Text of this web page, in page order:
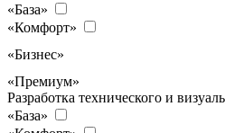
«База»
«Комфорт»
«Бизнес»
«Премиум»
Разработка технического и
«База»